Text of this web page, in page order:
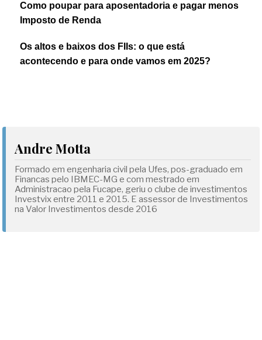
Como poupar para aposentadoria e pagar menos
Imposto de Renda
Os altos e baixos dos FIIs: o que está
acontecendo e para onde vamos em 2025?
Andre Motta
Formado em engenharia civil pela Ufes, pos-graduado em
Financas pelo IBMEC-MG e com mestrado em
Administracao pela Fucape, geriu o clube de investimentos
Investvix entre 2011 e 2015. E assessor de Investimentos
na Valor Investimentos desde 2016